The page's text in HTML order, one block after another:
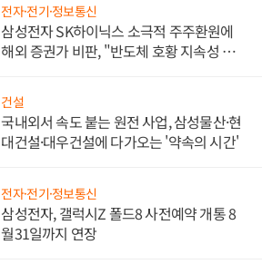
전자·전기·정보통신
삼성전자 SK하이닉스 소극적 주주환원에
해외 증권가 비판, "반도체 호황 지속성 의
건설
국내외서 속도 붙는 원전 사업, 삼성물산·현
대건설·대우건설에 다가오는 '약속의 시간'
전자·전기·정보통신
삼성전자, 갤럭시Z 폴드8 사전예약 개통 8
월31일까지 연장